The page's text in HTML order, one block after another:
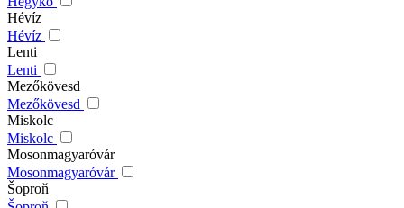
Hévíz
Hévíz
Lenti
Lenti
Mezőkövesd
Mezőkövesd
Miskolc
Miskolc
Mosonmagyaróvár
Mosonmagyaróvár
Šoproň